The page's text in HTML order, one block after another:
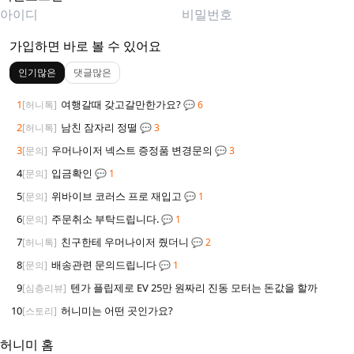
가입하면 바로 볼 수 있어요
인기많은 댓글많은
1[허니톡] 여행갈때 갖고갈만한가요?💬 6
2[허니톡] 남친 잠자리 정떨 💬 3
3[문의] 우머나이저 넥스트 증정품 변경문의 💬 3
4[문의] 입금확인 💬 1
5[문의] 위바이브 코러스 프로 재입고 💬 1
6[문의] 주문취소 부탁드립니다.💬 1
7[허니톡] 친구한테 우머나이저 줬더니 💬 2
8[문의] 배송관련 문의드립니다💬 1
9[심층리뷰] 텐가 플립제로 EV 25만 원짜리 진동 모터는 돈값을 할까
10[스토리] 허니미는 어떤 곳인가요?
허니미 홈